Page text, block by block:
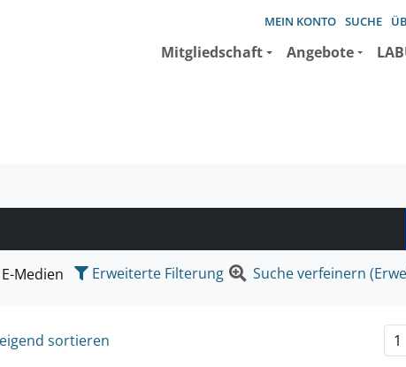
MEIN KONTO SUCHE
Mitgliedschaft Angebote
suchen wollen.
E-Medien Erweiterte Filterung Suche verfeinern
sortieren 1